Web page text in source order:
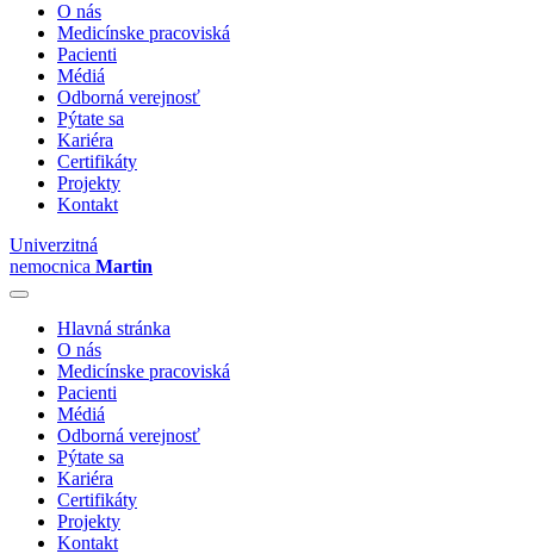
O nás
Medicínske pracoviská
Pacienti
Médiá
Odborná verejnosť
Pýtate sa
Kariéra
Certifikáty
Projekty
Kontakt
Univerzitná
nemocnica Martin
Hlavná stránka
O nás
Medicínske pracoviská
Pacienti
Médiá
Odborná verejnosť
Pýtate sa
Kariéra
Certifikáty
Projekty
Kontakt